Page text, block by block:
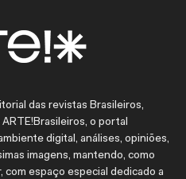
das revistas Brasileiros,
o portal
digital, análises, opiniões,
imagens, mantendo, como
com espaço especial dedicado a